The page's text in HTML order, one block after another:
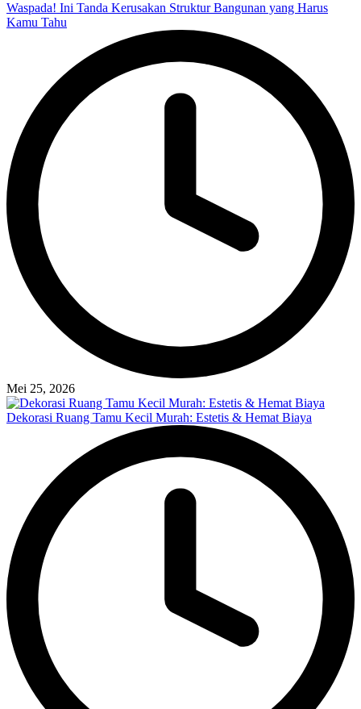
Waspada! Ini Tanda Kerusakan Struktur Bangunan yang Harus
Kamu Tahu
Mei 25, 2026
Dekorasi Ruang Tamu Kecil Murah: Estetis & Hemat Biaya